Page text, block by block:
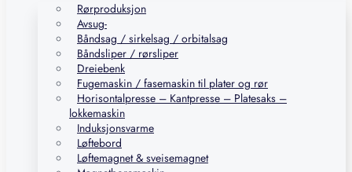
Rørproduksjon
Avsug-
Båndsag / sirkelsag / orbitalsag
Båndsliper / rørsliper
Dreiebenk
Fugemaskin / fasemaskin til plater og rør
Horisontalpresse – Kantpresse – Platesaks –
lokkemaskin
Induksjonsvarme
Løftebord
Løftemagnet & sveisemagnet